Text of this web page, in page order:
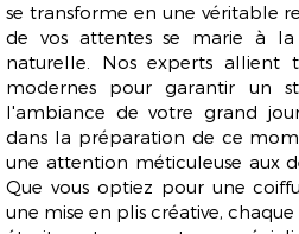
se transforme en une véritable
de vos attentes se marie à
naturelle. Nos experts allient
modernes pour garantir un
l'ambiance de votre grand
dans la préparation de ce
une attention méticuleuse aux
Que vous optiez pour une
une mise en plis créative,